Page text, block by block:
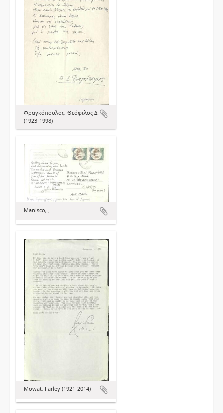
Φραγκόπουλος, Θεόφιλος Δ.
(1923-1998)
Manisco, J.
Mowat, Farley (1921-2014)